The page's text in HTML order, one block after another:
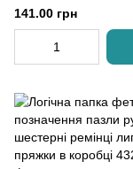
пензлик в пакеті
141.00 грн